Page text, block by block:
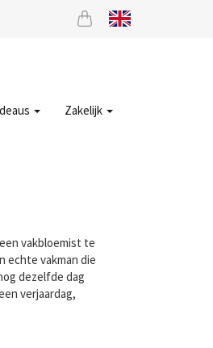
Zakelijk
vakbloemist te
echte vakman die
dezelfde dag
verjaardag,